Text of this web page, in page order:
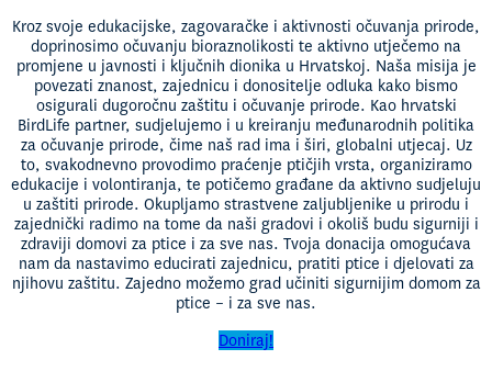
Kroz svoje edukacijske, zagovaračke i aktivnosti očuvanja prirode,
doprinosimo očuvanju bioraznolikosti te aktivno utječemo na
promjene u javnosti i ključnih dionika u Hrvatskoj. Naša misija je
povezati znanost, zajednicu i donositelje odluka kako bismo
osigurali dugoročnu zaštitu i očuvanje prirode. Kao hrvatski
BirdLife partner, sudjelujemo i u kreiranju međunarodnih politika
za očuvanje prirode, čime naš rad ima i širi, globalni utjecaj. Uz
to, svakodnevno provodimo praćenje ptičjih vrsta, organiziramo
edukacije i volontiranja, te potičemo građane da aktivno sudjeluju
u zaštiti prirode. Okupljamo strastvene zaljubljenike u prirodu i
zajednički radimo na tome da naši gradovi i okoliš budu sigurniji i
zdraviji domovi za ptice i za sve nas. Tvoja donacija omogućava
nam da nastavimo educirati zajednicu, pratiti ptice i djelovati za
njihovu zaštitu. Zajedno možemo grad učiniti sigurnijim domom za
ptice – i za sve nas.
Doniraj!